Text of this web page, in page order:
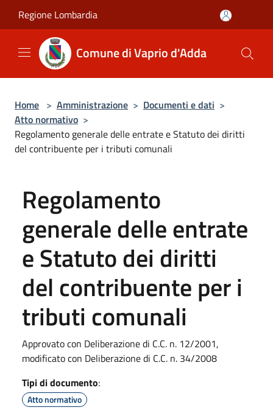
Regione Lombardia
Comune di Vaprio d'Adda
Home > Amministrazione > Documenti e dati >
Atto normativo >
Regolamento generale delle entrate e Statuto dei diritti
del contribuente per i tributi comunali
Regolamento
generale delle entrate
e Statuto dei diritti
del contribuente per i
tributi comunali
Approvato con Deliberazione di C.C. n. 12/2001,
modificato con Deliberazione di C.C. n. 34/2008
Tipi di documento:
Atto normativo